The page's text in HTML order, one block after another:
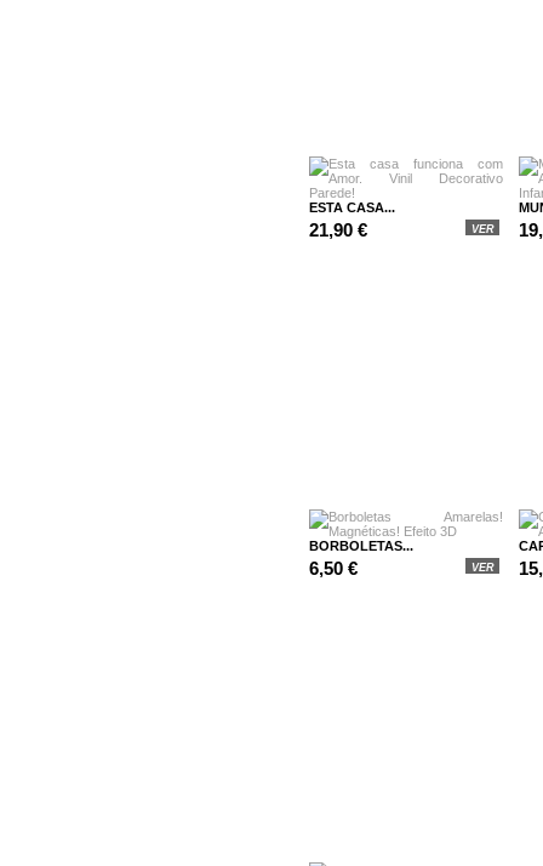
ESTA CASA...
21,90 € VER
BORBOLETAS...
6,50 € VER